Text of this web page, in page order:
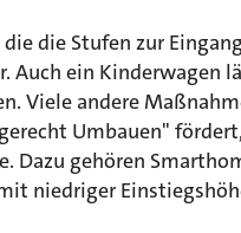
die die Stufen zur
Auch ein Kinderwagen
Viele andere
Umbauen"
Dazu gehören
niedriger